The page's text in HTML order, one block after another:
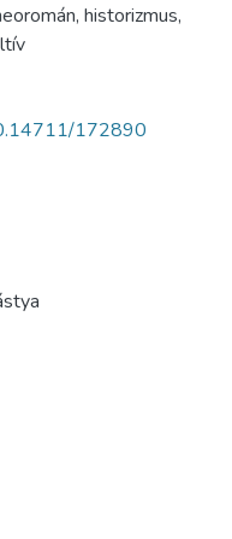
, historizmus,
172890